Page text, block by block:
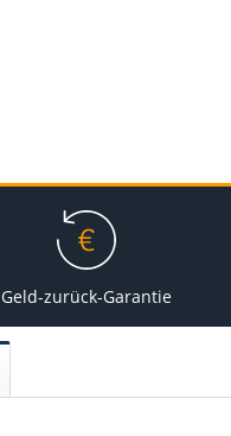
Geld-zurück-Garantie